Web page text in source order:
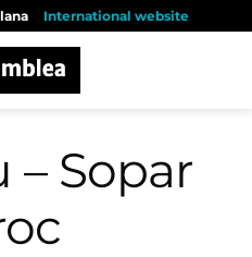
International website
– Sopar